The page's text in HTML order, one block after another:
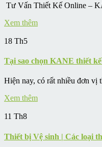
Tư Vấn Thiết Kế Online –
Xem thêm
18 Th5
Tại sao chọn KANE thiết
Hiện nay, có rất nhiều đơn vị
Xem thêm
11 Th8
Thiết bị Vệ sinh | Các loại